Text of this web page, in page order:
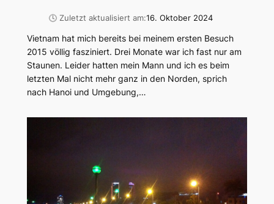
🕓 Zuletzt aktualisiert am:16. Oktober 2024
Vietnam hat mich bereits bei meinem ersten Besuch
2015 völlig fasziniert. Drei Monate war ich fast nur am
Staunen. Leider hatten mein Mann und ich es beim
letzten Mal nicht mehr ganz in den Norden, sprich
nach Hanoi und Umgebung,…